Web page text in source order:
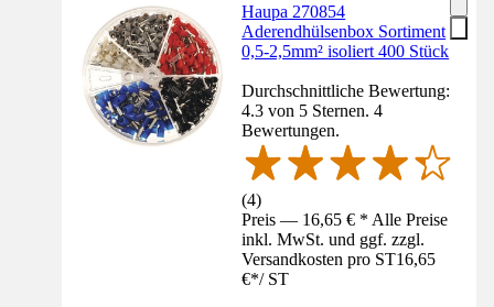
Haupa 270854
Aderendhülsenbox Sortiment
0,5-2,5mm² isoliert 400 Stück
Durchschnittliche Bewertung:
4.3 von 5 Sternen. 4
Bewertungen.
(4)
Preis — 16,65 € * Alle Preise
inkl. MwSt. und ggf. zzgl.
Versandkosten pro ST16,65
€*/ ST